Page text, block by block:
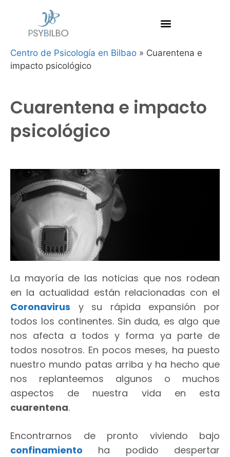
Centro de Psicología en Bilbao » Cuarentena e
impacto psicológico
Cuarentena e impacto
psicológico
La mayoría de las noticias que nos rodean
en la actualidad están relacionadas con el
Coronavirus y su rápida expansión por
todos los continentes. Sin duda, es algo que
nos afecta a todos y forma ya parte de
todos nosotros. En pocos meses, ha puesto
nuestro mundo patas arriba y ha hecho que
nos replanteemos algunos o muchos
aspectos de nuestra vida en esta
cuarentena.
Encontrarnos de pronto viviendo bajo
confinamiento ha podido despertar